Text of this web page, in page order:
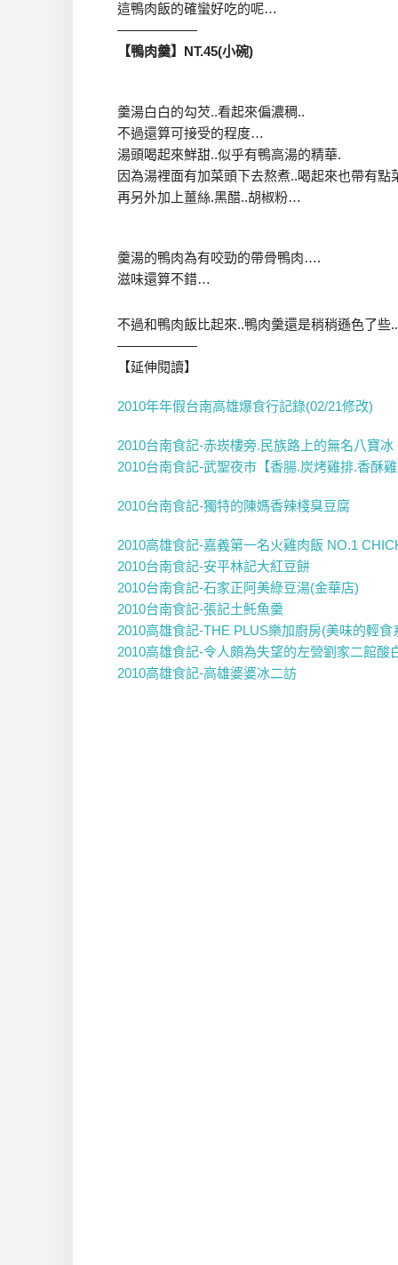
這鴨肉飯的確蠻好吃的呢…
——————
【鴨肉羹】NT.45(小碗)
羹湯白白的勾芡..看起來偏濃稠..
不過還算可接受的程度…
湯頭喝起來鮮甜..似乎有鴨高湯的精華.
因為湯裡面有加菜頭下去熬煮..喝起來也帶有點
再另外加上薑絲.黑醋..胡椒粉…
羹湯的鴨肉為有咬勁的帶骨鴨肉….
滋味還算不錯…
不過和鴨肉飯比起來..鴨肉羹還是稍稍遜色了些..
——————
【延伸閱讀】
2010年年假台南高雄爆食行記錄(02/21修改)
2010台南食記-赤崁樓旁.民族路上的無名八寶冰
2010台南食記-武聖夜市【香腸.炭烤雞排.香酥雞
2010台南食記-獨特的陳媽香辣棧臭豆腐
2010高雄食記-嘉義第一名火雞肉飯 NO.1
2010台南食記-安平林記大紅豆餅
2010台南食記-石家正阿美綠豆湯(金華店)
2010台南食記-張記土魠魚羹
2010高雄食記-THE PLUS樂加廚房(美味的輕食
2010高雄食記-令人頗為失望的左營劉家二館酸
2010高雄食記-高雄婆婆冰二訪